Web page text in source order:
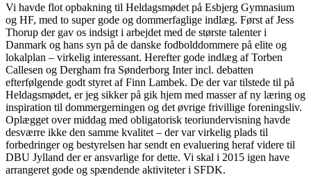
Vi havde flot opbakning til Heldagsmødet på Esbjerg Gymnasium
og HF, med to super gode og dommerfaglige indlæg. Først af Jess
Thorup der gav os indsigt i arbejdet med de største talenter i
Danmark og hans syn på de danske fodbolddommere på elite og
lokalplan – virkelig interessant. Herefter gode indlæg af Torben
Callesen og Dergham fra Sønderborg Inter incl. debatten
efterfølgende godt styret af Finn Lambek. De der var tilstede til på
Heldagsmødet, er jeg sikker på gik hjem med masser af ny læring og
inspiration til dommergerningen og det øvrige frivillige foreningsliv.
Oplægget over middag med obligatorisk teoriundervisning havde
desværre ikke den samme kvalitet – der var virkelig plads til
forbedringer og bestyrelsen har sendt en evaluering heraf videre til
DBU Jylland der er ansvarlige for dette. Vi skal i 2015 igen have
arrangeret gode og spændende aktiviteter i SFDK.